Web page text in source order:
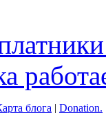
блога | Donation.